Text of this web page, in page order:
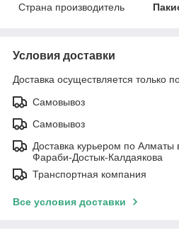
Страна производитель
Условия доставки
Доставка осуществляется только
Самовывоз
Самовывоз
Доставка курьером по Алматы
Фараби-Достык-Калдаякова
Транспортная компания
Все условия доставки